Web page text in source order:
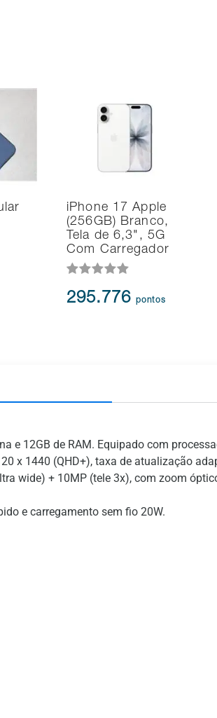
iPhone 17 Apple
(256GB) Branco,
Tela de 6,3", 5G
Com Carregador
295.776pontos
e 12GB de RAM. Equipado com
x 1440 (QHD+), taxa de atualização
wide) + 10MP (tele 3x), com zoom
e carregamento sem fio 20W.